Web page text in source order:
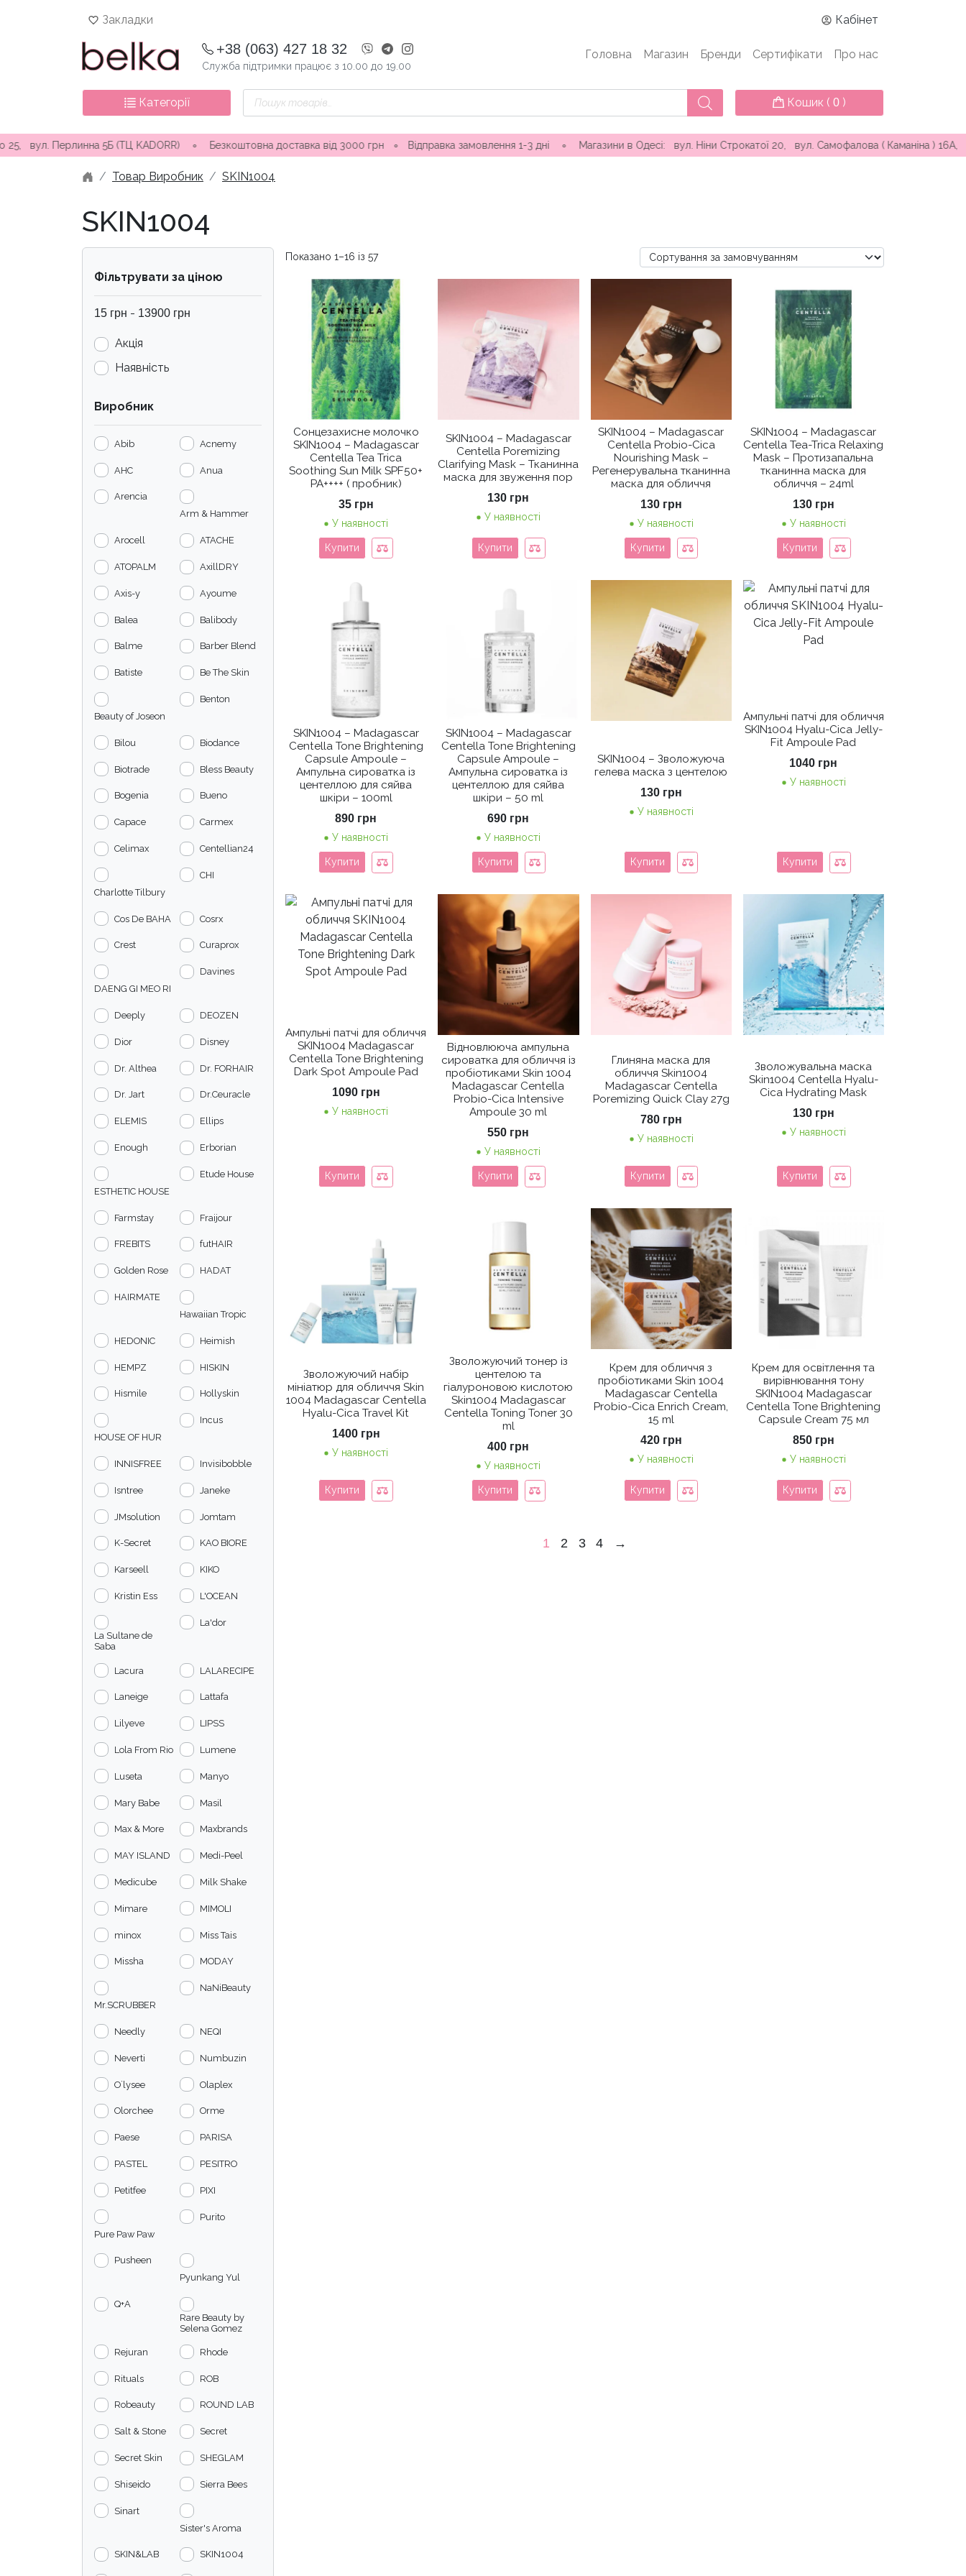
Закладки Кабінет
+38 (063) 427 18 32
Служба підтримки працює з 10.00 до 19.00
Головна Магазин Бренди Сертифікати Про нас
Категорії
Пошук
товарів
Кошик ( 0 )
(ТЦ KADORR) ∘ Безкоштовна доставка від 3000 грн ∘Відправка замовлення 1-3 дні ∘ Магазини в Одесі: вул. Ніни Строкатої 20, вул. Самофалова ( Каманіна ) 16А, проспект Князя
Товар Виробник SKIN1004
SKIN1004
Фільтрувати за ціною
15 грн - 13900 грн
Акція
Наявність
Виробник
Abib Acnemy
AHC Anua
Arencia
Arm & Hammer
Arocell ATACHE
ATOPALM AxillDRY
Axis-y Ayoume
Balea Balibody
Balme Barber Blend
Batiste Be The Skin
Beauty of Joseon
Benton
Bilou Biodance
Biotrade Bless Beauty
Bogenia Bueno
Capace Carmex
Celimax Centellian24
Charlotte Tilbury
CHI
Cos De BAHA Cosrx
Crest Curaprox
DAENG GI MEO RI
Davines
Deeply DEOZEN
Dior Disney
Dr. Althea Dr. FORHAIR
Dr. Jart Dr.Ceuracle
ELEMIS Ellips
Enough Erborian
ESTHETIC HOUSE
Etude House
Farmstay Fraijour
FREBITS futHAIR
Golden Rose HADAT
HAIRMATE
Hawaiian Tropic
HEDONIC Heimish
HEMPZ HISKIN
Hismile Hollyskin
HOUSE OF HUR
Incus
INNISFREE Invisibobble
Isntree Janeke
JMsolution Jomtam
K-Secret KAO BIORE
Karseell KIKO
Kristin Ess L'OCEAN
La Sultane de
Saba
La'dor
Lacura LALARECIPE
Laneige Lattafa
Lilyeve LIPSS
Lola From Rio Lumene
Luseta Manyo
Mary Babe Masil
Max & More Maxbrands
MAY ISLAND Medi-Peel
Medicube Milk Shake
Mimare MIMOLI
minox Miss Tais
Missha MODAY
Mr.SCRUBBER
NaNiBeauty
Needly NEQI
Neverti Numbuzin
O`lysee Olaplex
Olorchee Orme
Paese PARISA
PASTEL PESITRO
Petitfee PIXI
Pure Paw Paw
Purito
Pusheen
Pyunkang Yul
Q+A
Rare Beauty by
Selena Gomez
Rejuran Rhode
Rituals ROB
Robeauty ROUND LAB
Salt & Stone Secret
Secret Skin SHEGLAM
Shiseido Sierra Bees
Sinart
Sister's Aroma
SKIN&LAB SKIN1004
Показано 1–16 із 57
Cонцезахисне молочко
SKIN1004 – Madagascar
Centella Tea Trica
Soothing Sun Milk SPF50+
PA++++ ( пробник)
35 грн
У наявності
Купити
SKIN1004 – Madagascar
Centella Poremizing
Clarifying Mask – Тканинна
маска для звуження пор
130 грн
У наявності
Купити
SKIN1004 – Madagascar
Centella Probio-Cica
Nourishing Mask –
Регенерувальна тканинна
маска для обличчя
130 грн
У наявності
Купити
SKIN1004 – Madagascar
Centella Tea-Trica Relaxing
Mask – Протизапальна
тканинна маска для
обличчя – 24ml
130 грн
У наявності
Купити
SKIN1004 – Madagascar
Centella Tone Brightening
Capsule Ampoule –
Ампульна сироватка із
центеллою для сяйва
шкіри – 100ml
890 грн
У наявності
Купити
SKIN1004 – Madagascar
Centella Tone Brightening
Capsule Ampoule –
Ампульна сироватка із
центеллою для сяйва
шкіри – 50 ml
690 грн
У наявності
Купити
SKIN1004 – Зволожуюча
гелева маска з центелою
130 грн
У наявності
Купити
Ампульні патчі для обличчя
SKIN1004 Hyalu-Cica Jelly-
Fit Ampoule Pad
1040 грн
У наявності
Купити
Ампульні патчі для обличчя
SKIN1004 Madagascar
Centella Tone Brightening
Dark Spot Ampoule Pad
1090 грн
У наявності
Купити
Відновлююча ампульна
сироватка для обличчя із
пробіотиками Skin 1004
Madagascar Centella
Probio-Cica Intensive
Ampoule 30 ml
550 грн
У наявності
Купити
Глиняна маска для
обличчя Skin1004
Madagascar Centella
Poremizing Quick Clay 27g
780 грн
У наявності
Купити
Зволожувальна маска
Skin1004 Centella Hyalu-
Cica Hydrating Mask
130 грн
У наявності
Купити
Зволожуючий набір
мініатюр для обличчя Skin
1004 Madagascar Centella
Hyalu-Cica Travel Kit
1400 грн
У наявності
Купити
Зволожуючий тонер із
центелою та
гіалуроновою кислотою
Skin1004 Madagascar
Centella Toning Toner 30
ml
400 грн
У наявності
Купити
Крем для обличчя з
пробіотиками Skin 1004
Madagascar Centella
Probio-Cica Enrich Cream,
15 ml
420 грн
У наявності
Купити
Крем для освітлення та
вирівнювання тону
SKIN1004 Madagascar
Centella Tone Brightening
Capsule Cream 75 мл
850 грн
У наявності
Купити
1 2 3 4 →